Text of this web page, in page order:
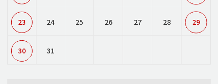
23 24 25 26 27 28 29
30 31